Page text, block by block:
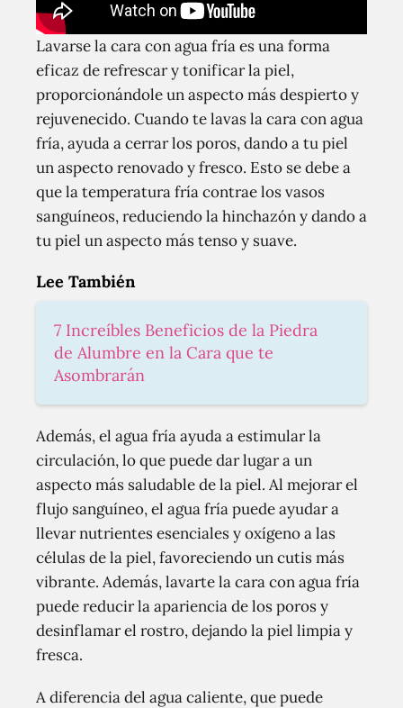
Lavarse la cara con agua fría es una forma
eficaz de refrescar y tonificar la piel,
proporcionándole un aspecto más despierto y
rejuvenecido. Cuando te lavas la cara con agua
fría, ayuda a cerrar los poros, dando a tu piel
un aspecto renovado y fresco. Esto se debe a
que la temperatura fría contrae los vasos
sanguíneos, reduciendo la hinchazón y dando a
tu piel un aspecto más tenso y suave.
Lee También
7 Increíbles Beneficios de la Piedra
de Alumbre en la Cara que te
Asombrarán
Además, el agua fría ayuda a estimular la
circulación, lo que puede dar lugar a un
aspecto más saludable de la piel. Al mejorar el
flujo sanguíneo, el agua fría puede ayudar a
llevar nutrientes esenciales y oxígeno a las
células de la piel, favoreciendo un cutis más
vibrante. Además, lavarte la cara con agua fría
puede reducir la apariencia de los poros y
desinflamar el rostro, dejando la piel limpia y
fresca.
A diferencia del agua caliente, que puede